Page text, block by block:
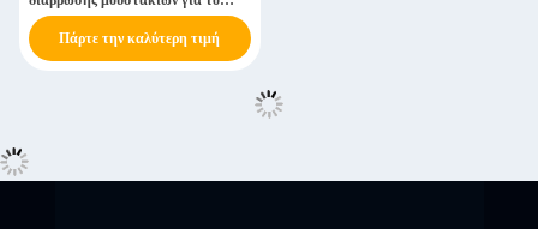
υλικό πληρώσεως
Πάρτε την καλύτερη τιμή